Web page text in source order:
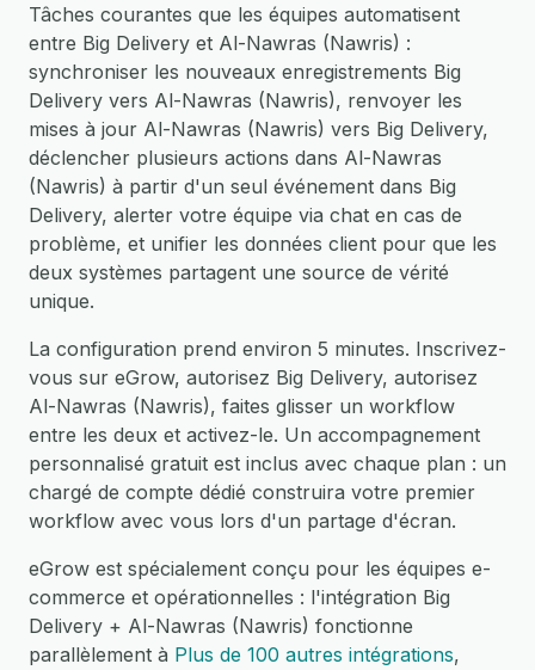
Tâches courantes que les équipes automatisent
entre Big Delivery et Al-Nawras (Nawris) :
synchroniser les nouveaux enregistrements Big
Delivery vers Al-Nawras (Nawris), renvoyer les
mises à jour Al-Nawras (Nawris) vers Big Delivery,
déclencher plusieurs actions dans Al-Nawras
(Nawris) à partir d'un seul événement dans Big
Delivery, alerter votre équipe via chat en cas de
problème, et unifier les données client pour que les
deux systèmes partagent une source de vérité
unique.
La configuration prend environ 5 minutes. Inscrivez-
vous sur eGrow, autorisez Big Delivery, autorisez
Al-Nawras (Nawris), faites glisser un workflow
entre les deux et activez-le. Un accompagnement
personnalisé gratuit est inclus avec chaque plan : un
chargé de compte dédié construira votre premier
workflow avec vous lors d'un partage d'écran.
eGrow est spécialement conçu pour les équipes e-
commerce et opérationnelles : l'intégration Big
Delivery + Al-Nawras (Nawris) fonctionne
parallèlement à Plus de 100 autres intégrations,